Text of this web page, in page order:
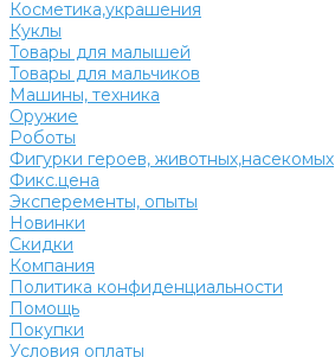
Косметика,украшения
Куклы
Товары для малышей
Товары для мальчиков
Машины, техника
Оружие
Роботы
Фигурки героев, животных,насекомых
Фикс.цена
Эксперементы, опыты
Новинки
Скидки
Компания
Политика конфиденциальности
Помощь
Покупки
Условия оплаты